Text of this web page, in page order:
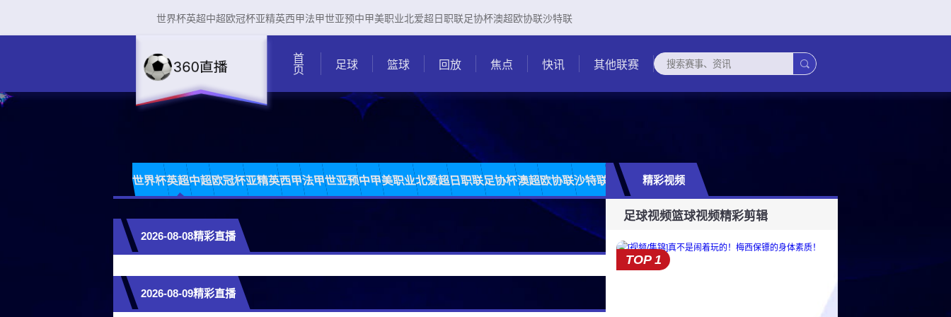
世界杯英超中超欧冠杯亚精英西甲法甲世亚预中甲美职业北爱超 日职联足协杯澳超欧协联沙特联
首页 足球 篮球 回放 焦点 快讯 其他联赛 
世界杯英超中超欧冠杯亚精英西甲法甲世亚预中甲美职业北爱超日职联足协杯澳超欧协联沙特联 韩K联 俄超欧国联 墨西超
2026-08-08精彩直播
2026-08-09精彩直播
精彩视频
足球视频篮球视频精彩剪辑
TOP 1